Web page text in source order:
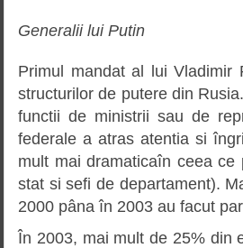
Generalii lui Putin
Primul mandat al lui
structurilor de putere din
functii de ministrii sau de
federale a atras atentia si
mult mai dramaticaîn ceea
stat si sefi de departament).
2000 pâna în 2003 au facut
În 2003, mai mult de 25% din